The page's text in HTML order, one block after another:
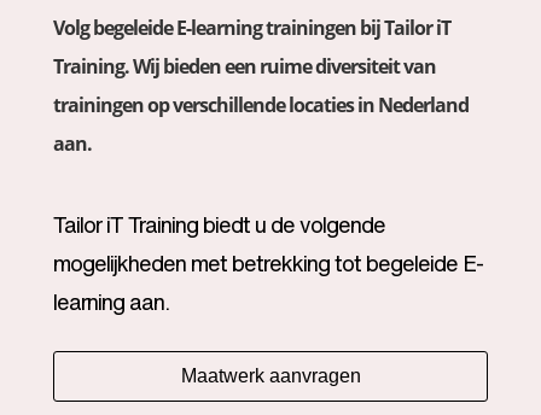
Volg begeleide E-learning trainingen bij Tailor iT
Training. Wij bieden een ruime diversiteit van
trainingen op verschillende locaties in Nederland
aan.
Tailor iT Training biedt u de volgende
mogelijkheden met betrekking tot begeleide E-
learning aan.
Maatwerk aanvragen